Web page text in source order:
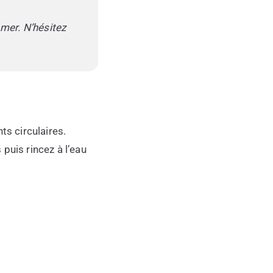
N’hésitez
circulaires.
rincez à l’eau